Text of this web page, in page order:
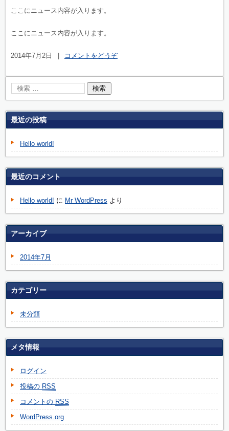
ここにニュース内容が入ります。
ここにニュース内容が入ります。
2014年7月2日 コメントをどうぞ
最近の投稿
Hello world!
最近のコメント
Hello world! に Mr WordPress より
アーカイブ
2014年7月
カテゴリー
未分類
メタ情報
ログイン
投稿の RSS
コメントの RSS
WordPress.org